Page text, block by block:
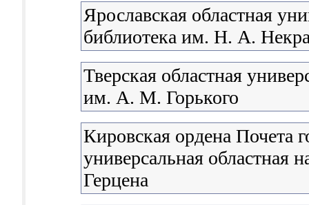
Ярославская областная
библиотека им. Н. А.
Тверская областная
им. А. М. Горького
Кировская ордена Почета
универсальная областная
Герцена